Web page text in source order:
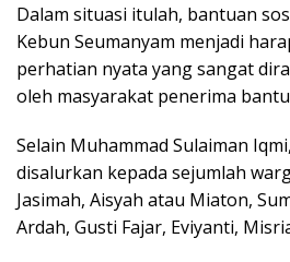
Dalam situasi itulah, bantuan
Kebun Seumanyam menjadi
perhatian nyata yang sangat
oleh masyarakat penerima
Selain Muhammad Sulaiman
disalurkan kepada sejumlah
Jasimah, Aisyah atau Miaton,
Ardah, Gusti Fajar, Eviyanti,